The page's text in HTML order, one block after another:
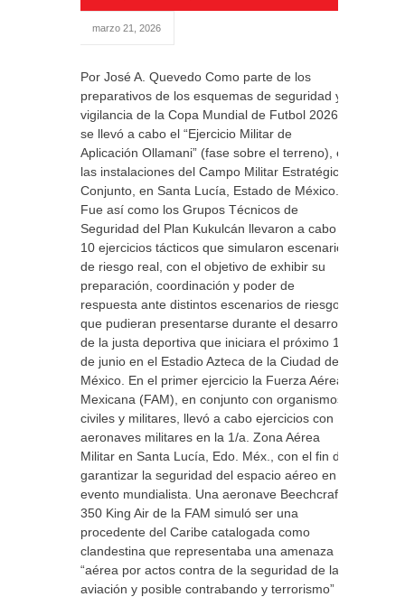
marzo 21, 2026
Por José A. Quevedo Como parte de los
preparativos de los esquemas de seguridad y
vigilancia de la Copa Mundial de Futbol 2026,
se llevó a cabo el “Ejercicio Militar de
Aplicación Ollamani” (fase sobre el terreno), en
las instalaciones del Campo Militar Estratégico
Conjunto, en Santa Lucía, Estado de México.
Fue así como los Grupos Técnicos de
Seguridad del Plan Kukulcán llevaron a cabo
10 ejercicios tácticos que simularon escenarios
de riesgo real, con el objetivo de exhibir su
preparación, coordinación y poder de
respuesta ante distintos escenarios de riesgo
que pudieran presentarse durante el desarrollo
de la justa deportiva que iniciara el próximo 11
de junio en el Estadio Azteca de la Ciudad de
México. En el primer ejercicio la Fuerza Aérea
Mexicana (FAM), en conjunto con organismos
civiles y militares, llevó a cabo ejercicios con
aeronaves militares en la 1/a. Zona Aérea
Militar en Santa Lucía, Edo. Méx., con el fin de
garantizar la seguridad del espacio aéreo en el
evento mundialista. Una aeronave Beechcraft
350 King Air de la FAM simuló ser una
procedente del Caribe catalogada como
clandestina que representaba una amenaza
“aérea por actos contra de la seguridad de la
aviación y posible contrabando y terrorismo”